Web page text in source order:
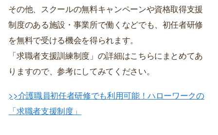
その他、スクールの無料キャンペーンや資格取得支援
制度のある施設・事業所で働くなどでも、初任者研修
を無料で受ける機会を得られます。
「求職者支援訓練制度」の詳細はこちらにまとめてあ
りますので、参考にしてみてください。
>>介護職員初任者研修でも利用可能！ハローワークの
「求職者支援制度」